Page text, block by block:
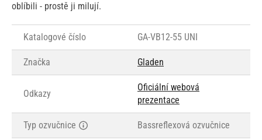
oblíbili - prostě ji milují.
Katalogové číslo GA-VB12-55 UNI
Značka Gladen
Odkazy
Oficiální webová
prezentace
Typ ozvučnice Bassreflexová ozvučnice